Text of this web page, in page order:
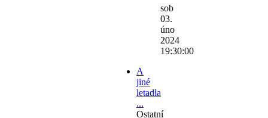
poslední
příspěvek
sob
03.
úno
2024
19:30:00
A
jiné
letadla
...
Ostatní